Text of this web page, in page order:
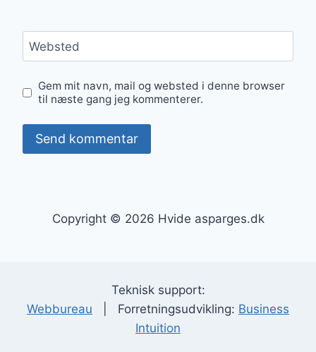
Websted
Gem mit navn, mail og websted i denne browser
til næste gang jeg kommenterer.
Copyright © 2026 Hvide asparges.dk
Teknisk support:
Webbureau | Forretningsudvikling: Business
Intuition